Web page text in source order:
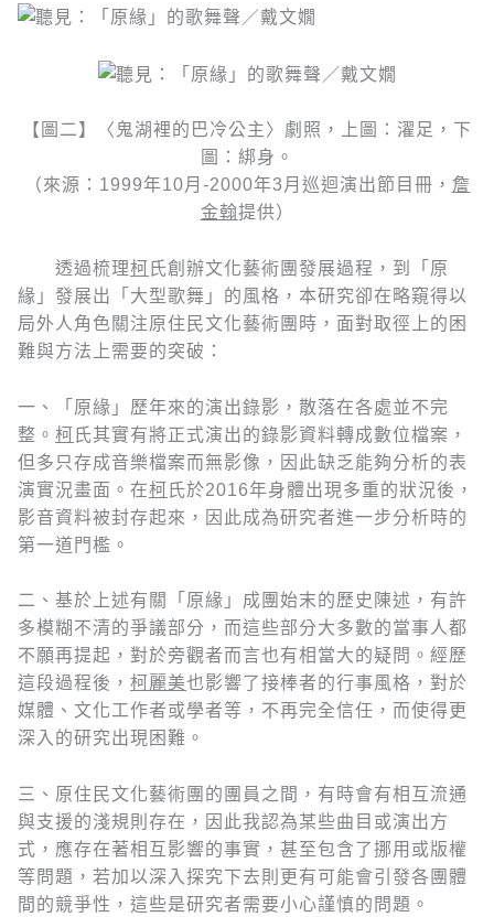
【圖二】〈鬼湖裡的巴冷公主〉劇照，上圖：濯足，下
圖：綁身。
（來源：1999年10月-2000年3月巡迴演出節目冊， 詹
金翰提供）
透過梳理柯 氏創辦文化藝術團發展過程，到「原
緣」發展出「大型歌舞」的風格，本研究卻在略窺得以
局外人角色關注原住民文化藝術團時，面對取徑上的困
難與方法上需要的突破：
一、「原緣」歷年來的演出錄影，散落在各處並不完
整。 柯 氏其實有將正式演出的錄影資料轉成數位檔案，
但多只存成音樂檔案而無影像，因此缺乏能夠分析的表
演實況畫面。在柯 氏於2016年身體出現多重的狀況後，
影音資料被封存起來，因此成為研究者進一步分析時的
第一道門檻。
二、基於上述有關「原緣」成團始末的歷史陳述，有許
多模糊不清的爭議部分，而這些部分大多數的當事人都
不願再提起，對於旁觀者而言也有相當大的疑問。經歷
這段過程後， 柯麗美也影響了接棒者的行事風格，對於
媒體、文化工作者或學者等，不再完全信任，而使得更
深入的研究出現困難。
三、原住民文化藝術團的團員之間，有時會有相互流通
與支援的淺規則存在，因此我認為某些曲目或演出方
式，應存在著相互影響的事實，甚至包含了挪用或版權
等問題，若加以深入探究下去則更有可能會引發各團體
間的競爭性，這些是研究者需要小心謹慎的問題。